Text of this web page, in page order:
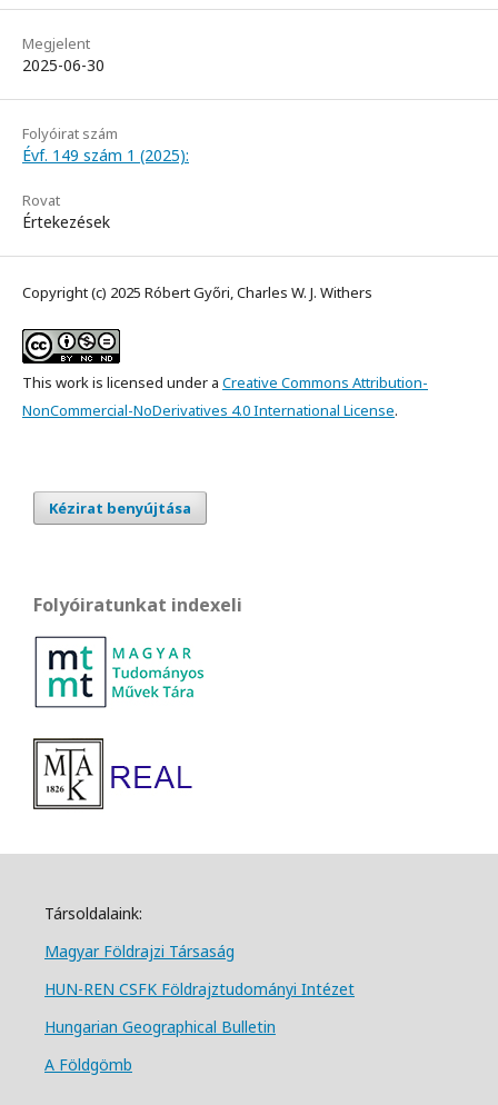
Megjelent
2025-06-30
Folyóirat szám
Évf. 149 szám 1 (2025):
Rovat
Értekezések
Copyright (c) 2025 Róbert Győri, Charles W. J. Withers
This work is licensed under a Creative Commons Attribution-
NonCommercial-NoDerivatives 4.0 International License.
Kézirat benyújtása
Folyóiratunkat indexeli
Társoldalaink:
Magyar Földrajzi Társaság
HUN-REN CSFK Földrajztudományi Intézet
Hungarian Geographical Bulletin
A Földgömb